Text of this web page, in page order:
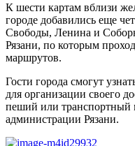
К шести картам вблизи
городе добавились еще
Свободы, Ленина и
Рязани, по которым
маршрутов.
Гости города смогут
для организации своего
пеший или транспортный
администрации Рязани.